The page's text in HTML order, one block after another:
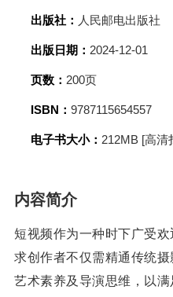
出版社： 人民邮电出版社
出版日期： 2024-12-01
页数： 200页
ISBN： 9787115654557
电子书大小： 212MB [高清
内容简介
短视频作为一种时下广受
求创作者不仅需精通传统
艺术素养及导演思维，以满